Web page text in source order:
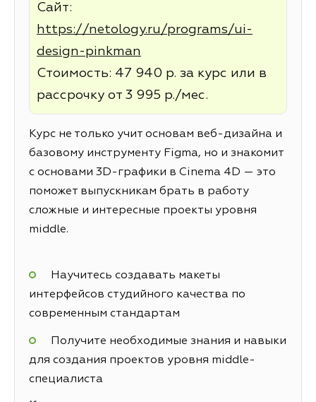
Сайт:
https://netology.ru/programs/ui-
design-pinkman
Стоимость: 47 940 р. за курс или в
рассрочку от 3 995 р./мес.
Курс не только учит основам веб-дизайна и
базовому инструменту Figma, но и знакомит
с основами 3D-графики в Cinema 4D — это
поможет выпускникам брать в работу
сложные и интересные проекты уровня
middle.
Научитесь создавать макеты
интерфейсов студийного качества по
современным стандартам
Получите необходимые знания и навыки
для создания проектов уровня middle-
специалиста